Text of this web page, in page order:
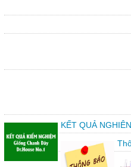
KẾT QUẢ